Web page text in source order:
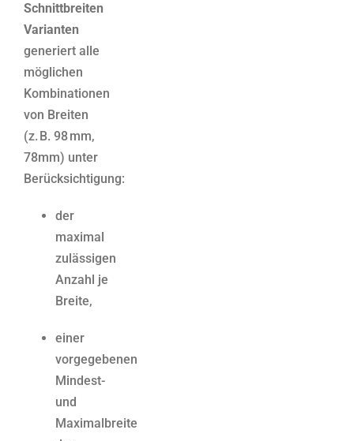
Schnittbreiten
Varianten
generiert alle
möglichen
Kombinationen
von Breiten
(z. B. 98 mm,
78mm) unter
Berücksichtigung:
der
maximal
zulässigen
Anzahl je
Breite,
einer
vorgegebenen
Mindest-
und
Maximalbreite